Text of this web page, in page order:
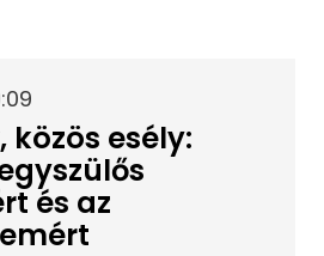
közös esély:
és az